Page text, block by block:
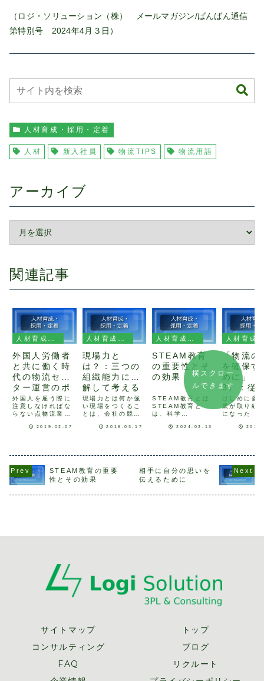
（ロジ・ソリューション（株） メールマガジン/ばんばん通信
第特別号 2024年4月３日）
人材育成・採用・定着
人材 新入社員 物流TIPS 物流用語
アーカイブ
関連記事
人材育成・採用・定着
外国人労働者
と共に働く時
代の物流セン
ター運営のポ
イント
外国人を雇う際に
注意しなければな
らない点物流業界
不足を補うため
働準備を担当した
物流センターで
は、外国人技能実
2019.02.07
人材育成・採用・定着
現場力と
は？：三つの
組織能力に分
解して考える
現場力とは何か強
い現場をつくるこ
とは、会社の競争
要なことです。皆
とと思います。ど
の現場が強く良い
現場か？ また、
2016.03.17
人材育成・採用・定着
STEAM教育
の重要性とそ
の効果
STEAM教育とは
STEAM教育と
は、科学
（Arts）、数学
（Mathematics
）の頭文字を組み
2024.03.13
「物流の
を確保す
めに」（
3）：従
の幸せを
する二つ
因とは？
はじめに多
業が取り組
になった「
はフィジカ
度を上げて
とが最終目
れています
横スクロー
ルできます
STEAM教育の重要
性とその効果
相手に自分の思いを
伝えるために
サイトマップ
トップ
コンサルティング
ブログ
FAQ
リクルート